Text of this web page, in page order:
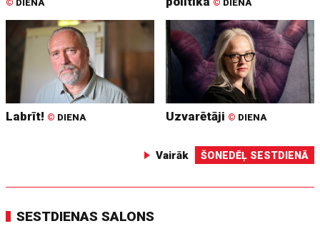
© DIENA © DIENA
Labrīt! © DIENA Uzvarētāji © DIENA
Vairāk ŠONEDĒĻ SESTDIENĀ
SESTDIENAS SALONS